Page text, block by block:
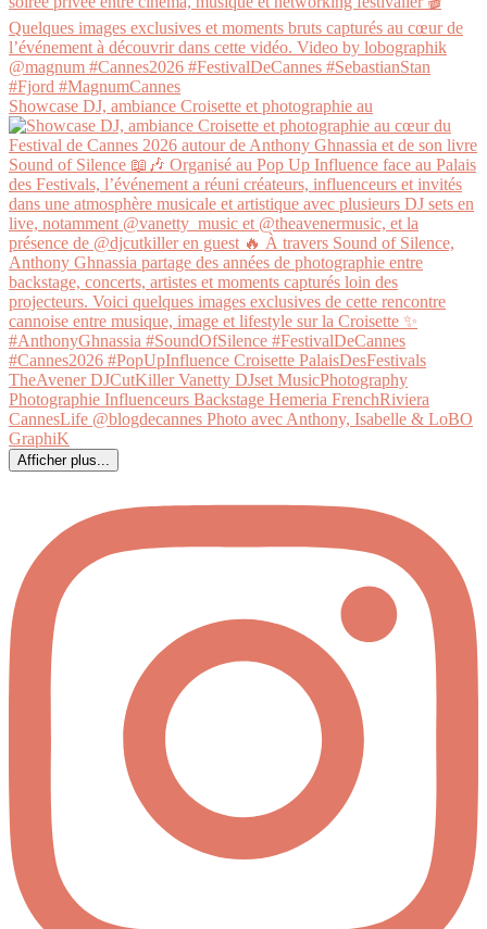
Showcase DJ, ambiance Croisette et photographie au
Afficher plus...